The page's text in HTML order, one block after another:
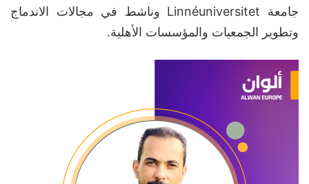
جامعة Linnéuniversitet وناشط في مجالات الاندماج
وتطوير الجمعيات والمؤسسات الأهلية.